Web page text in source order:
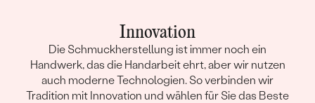
Innovation
Die Schmuckherstellung ist immer noch ein
Handwerk, das die Handarbeit ehrt, aber wir nutzen
auch moderne Technologien. So verbinden wir
Tradition mit Innovation und wählen für Sie das Beste